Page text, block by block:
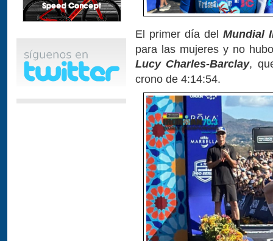
El primer día del Mundial
para las mujeres y no
Lucy Charles-Barclay,
crono de 4:14:54.